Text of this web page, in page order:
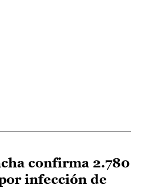
confirma 2.780
infección de